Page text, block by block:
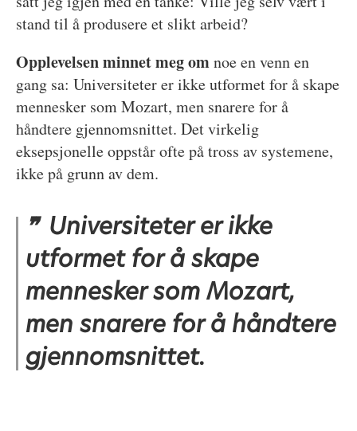
stand til å produsere et slikt arbeid?
Opplevelsen minnet meg omnoe en venn en
gang sa: Universiteter er ikke utformet for å skape
mennesker som Mozart, men snarere for å
håndtere gjennomsnittet. Det virkelig
eksepsjonelle oppstår ofte på tross av systemene,
ikke på grunn av dem.
Universiteter er ikke
utformet for å skape
mennesker som Mozart,
men snarere for å håndtere
gjennomsnittet.